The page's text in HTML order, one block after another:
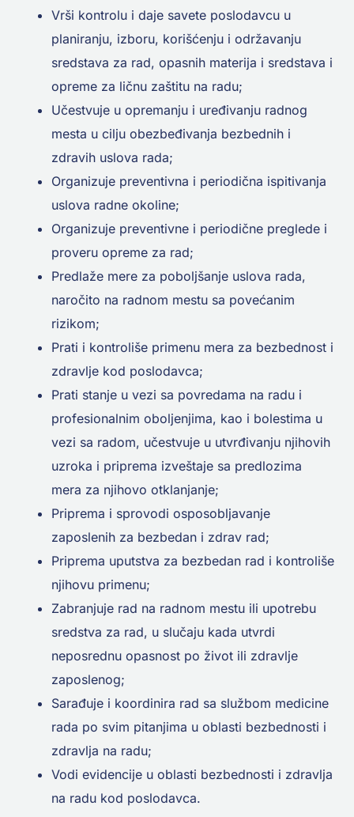
Vrši kontrolu i daje savete poslodavcu u
planiranju, izboru, korišćenju i održavanju
sredstava za rad, opasnih materija i sredstava i
opreme za ličnu zaštitu na radu;
Učestvuje u opremanju i uređivanju radnog
mesta u cilju obezbeđivanja bezbednih i
zdravih uslova rada;
Organizuje preventivna i periodična ispitivanja
uslova radne okoline;
Organizuje preventivne i periodične preglede i
proveru opreme za rad;
Predlaže mere za poboljšanje uslova rada,
naročito na radnom mestu sa povećanim
rizikom;
Prati i kontroliše primenu mera za bezbednost i
zdravlje kod poslodavca;
Prati stanje u vezi sa povredama na radu i
profesionalnim oboljenjima, kao i bolestima u
vezi sa radom, učestvuje u utvrđivanju njihovih
uzroka i priprema izveštaje sa predlozima
mera za njihovo otklanjanje;
Priprema i sprovodi osposobljavanje
zaposlenih za bezbedan i zdrav rad;
Priprema uputstva za bezbedan rad i kontroliše
njihovu primenu;
Zabranjuje rad na radnom mestu ili upotrebu
sredstva za rad, u slučaju kada utvrdi
neposrednu opasnost po život ili zdravlje
zaposlenog;
Sarađuje i koordinira rad sa službom medicine
rada po svim pitanjima u oblasti bezbednosti i
zdravlja na radu;
Vodi evidencije u oblasti bezbednosti i zdravlja
na radu kod poslodavca.